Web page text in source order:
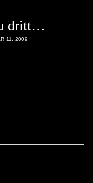
dritt…
11, 2009